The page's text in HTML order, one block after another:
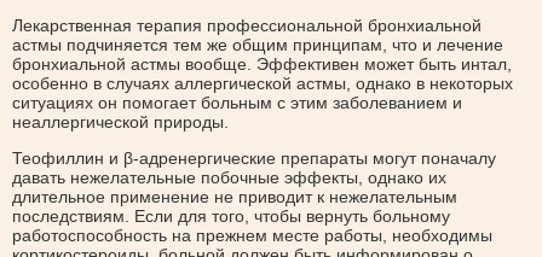
Лекарственная терапия профессиональной бронхиальной
астмы подчиняется тем же общим принципам, что и лечение
бронхиальной астмы вообще. Эффективен может быть интал,
особенно в случаях аллергической астмы, однако в некоторых
ситуациях он помогает больным с этим заболеванием и
неаллергической природы.
Теофиллин и β-адренергические препараты могут поначалу
давать нежелательные побочные эффекты, однако их
длительное применение не приводит к нежелательным
последствиям. Если для того, чтобы вернуть больному
работоспособность на прежнем месте работы, необходимы